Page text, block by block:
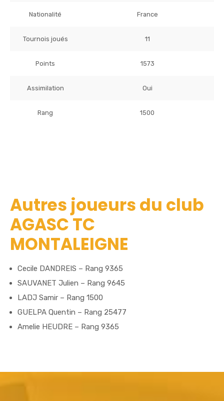
Nationalité France
Tournois joués 11
Points 1573
Assimilation Oui
Rang 1500
Autres joueurs du club
AGASC TC
MONTALEIGNE
Cecile DANDREIS – Rang 9365
SAUVANET Julien – Rang 9645
LADJ Samir – Rang 1500
GUELPA Quentin – Rang 25477
Amelie HEUDRE – Rang 9365